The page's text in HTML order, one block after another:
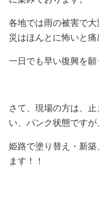
各地では雨の被害で
災はほんとに怖いと痛
一日でも早い復興を願
さて、現場の方は、
い、パンク状態ですが
姫路で塗り替え・新
ます！！